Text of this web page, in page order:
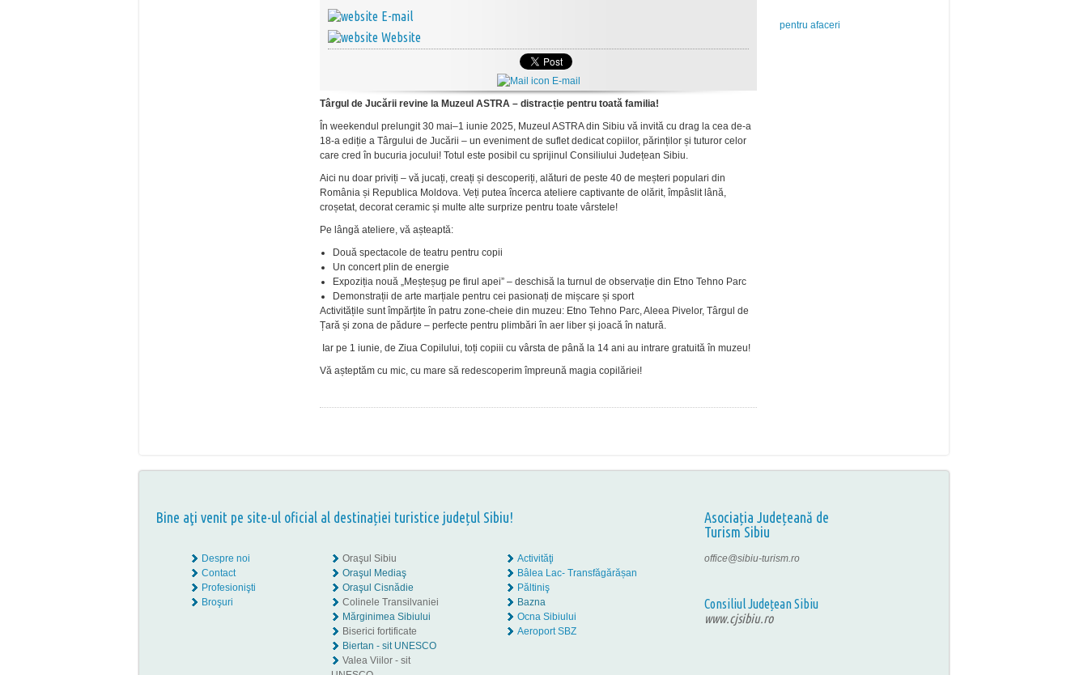
E-mail
Website
E-mail
Târgul de Jucării revine la Muzeul ASTRA – distracție pentru toată familia!
În weekendul prelungit 30 mai–1 iunie 2025, Muzeul ASTRA din Sibiu vă invită cu drag la cea de-a
18-a ediție a Târgului de Jucării – un eveniment de suflet dedicat copiilor, părinților și tuturor celor
care cred în bucuria jocului! Totul este posibil cu sprijinul Consiliului Județean Sibiu.
Aici nu doar priviți – vă jucați, creați și descoperiți, alături de peste 40 de meșteri populari din
România și Republica Moldova. Veți putea încerca ateliere captivante de olărit, împâslit lână,
croșetat, decorat ceramic și multe alte surprize pentru toate vârstele!
Pe lângă ateliere, vă așteaptă:
Două spectacole de teatru pentru copii
Un concert plin de energie
Expoziția nouă „Meșteșug pe firul apei” – deschisă la turnul de observație din Etno Tehno Parc
Demonstrații de arte marțiale pentru cei pasionați de mișcare și sport
Activitățile sunt împărțite în patru zone-cheie din muzeu: Etno Tehno Parc, Aleea Pivelor, Târgul de
Țară și zona de pădure – perfecte pentru plimbări în aer liber și joacă în natură.
Iar pe 1 iunie, de Ziua Copilului, toți copiii cu vârsta de până la 14 ani au intrare gratuită în muzeu!
Vă așteptăm cu mic, cu mare să redescoperim împreună magia copilăriei!
pentru afaceri
Bine aţi venit pe site-ul oficial al destinației turistice județul Sibiu!
Asociația Județeană de
Turism Sibiu
Despre noi
Contact
Profesionişti
Broşuri
Oraşul Sibiu
Oraşul Mediaş
Oraşul Cisnădie
Colinele Transilvaniei
Mărginimea Sibiului
Biserici fortificate
Biertan - sit UNESCO
Valea Viilor - sit
Activităţi
Bâlea Lac- Transfăgărășan
Păltiniş
Bazna
Ocna Sibiului
Aeroport SBZ
office@sibiu-turism.ro
Consiliul Județean Sibiu
www.cjsibiu.ro